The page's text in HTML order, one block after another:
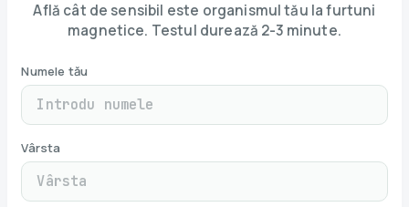
Află cât de sensibil este organismul tău la furtuni
magnetice. Testul durează 2-3 minute.
Numele tău
Vârsta